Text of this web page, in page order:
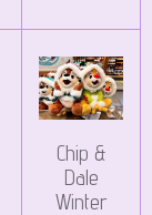
Chip &
Dale
Winter